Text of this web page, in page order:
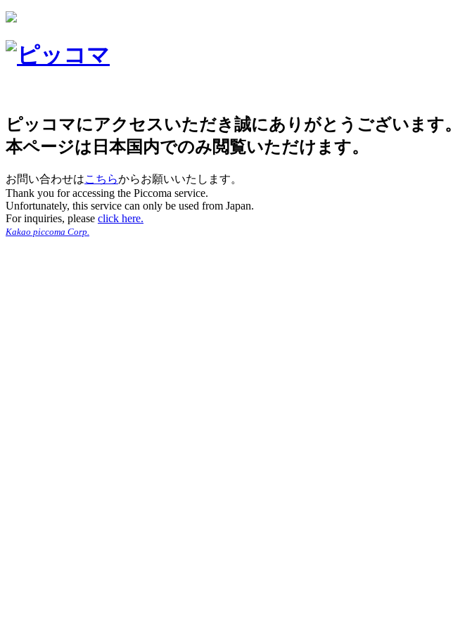
ピッコマにアクセスいただき誠にありがとうございます。
本ページは日本国内でのみ閲覧いただけます。
お問い合わせはこちらからお願いいたします。
Thank you for accessing the Piccoma service.
Unfortunately, this service can only be used from Japan.
For inquiries, please click here.
Kakao piccoma Corp.